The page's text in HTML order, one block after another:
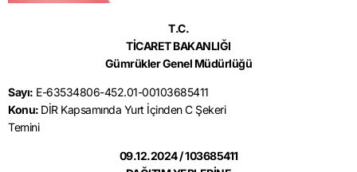
T.C.
TİCARET BAKANLIĞI
Gümrükler Genel Müdürlüğü
Sayı: E-63534806-452.01-00103685411
Konu: DİR Kapsamında Yurt İçinden C Şekeri
Temini
09.12.2024 / 103685411